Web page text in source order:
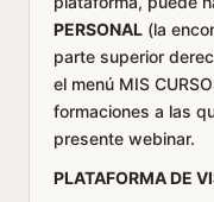
PERSONAL (la
parte superior
el menú MIS
formaciones a las
presente webinar.
PLATAFORMA DE